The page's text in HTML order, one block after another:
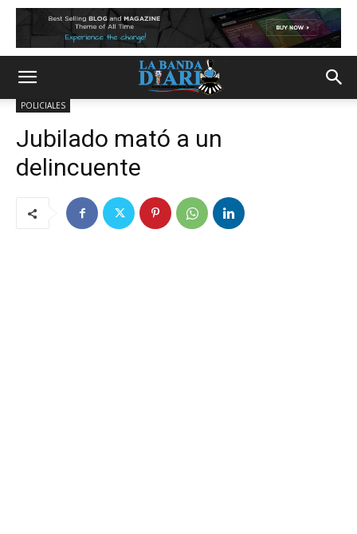
POLICIALES
Jubilado mató a un
delincuente